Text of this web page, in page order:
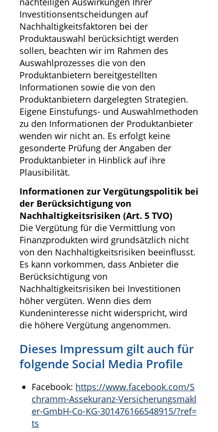
Investitionsentscheidungen auf
Nachhaltigkeitsfaktoren bei der
Produktauswahl berücksichtigt werden
sollen, beachten wir im Rahmen des
Auswahlprozesses die von den
Produktanbietern bereitgestellten
Informationen sowie die von den
Produktanbietern dargelegten Strategien.
Eigene Einstufungs- und Auswahlmethoden
zu den Informationen der Produktanbieter
wenden wir nicht an. Es erfolgt keine
gesonderte Prüfung der Angaben der
Produktanbieter in Hinblick auf ihre
Plausibilität.
Informationen zur Vergütungspolitik bei
der Berücksichtigung von
Nachhaltigkeitsrisiken (Art. 5 TVO)
Die Vergütung für die Vermittlung von
Finanzprodukten wird grundsätzlich nicht
von den Nachhaltigkeitsrisiken beeinflusst.
Es kann vorkommen, dass Anbieter die
Berücksichtigung von
Nachhaltigkeitsrisiken bei Investitionen
höher vergüten. Wenn dies dem
Kundeninteresse nicht widerspricht, wird
die höhere Vergütung angenommen.
Dieses Impressum gilt auch für
folgende Social Media Profile
Facebook: https://www.facebook.com/S
chramm-Assekuranz-Versicherungsmakl
er-GmbH-Co-KG-301476166548915/?ref=
ts